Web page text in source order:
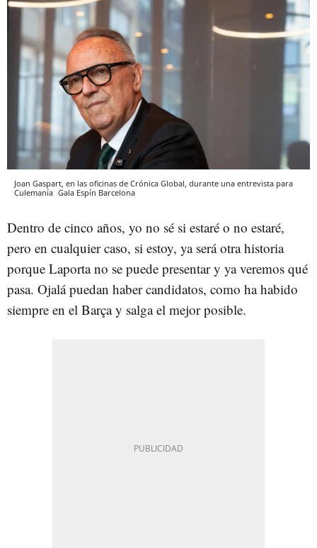
Joan Gaspart, en las oficinas de Crónica Global, durante una entrevista para
Culemanía Gala Espín Barcelona
Dentro de cinco años, yo no sé si estaré o no estaré,
pero en cualquier caso, si estoy, ya será otra historia
porque Laporta no se puede presentar y ya veremos qué
pasa. Ojalá puedan haber candidatos, como ha habido
siempre en el Barça y salga el mejor posible.